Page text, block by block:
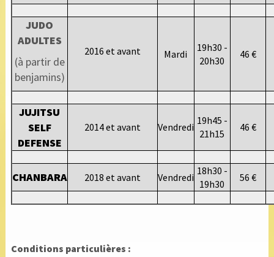
JUDO
ADULTES
(à partir de
benjamins)
2016 et avant Mardi
19h30 -
20h30
46 €
JUJITSU
SELF
DEFENSE
2014 et avant Vendredi
19h45 -
21h15
46 €
CHANBARA 2018 et avant Vendredi
18h30 -
19h30
56 €
Conditions particulières :